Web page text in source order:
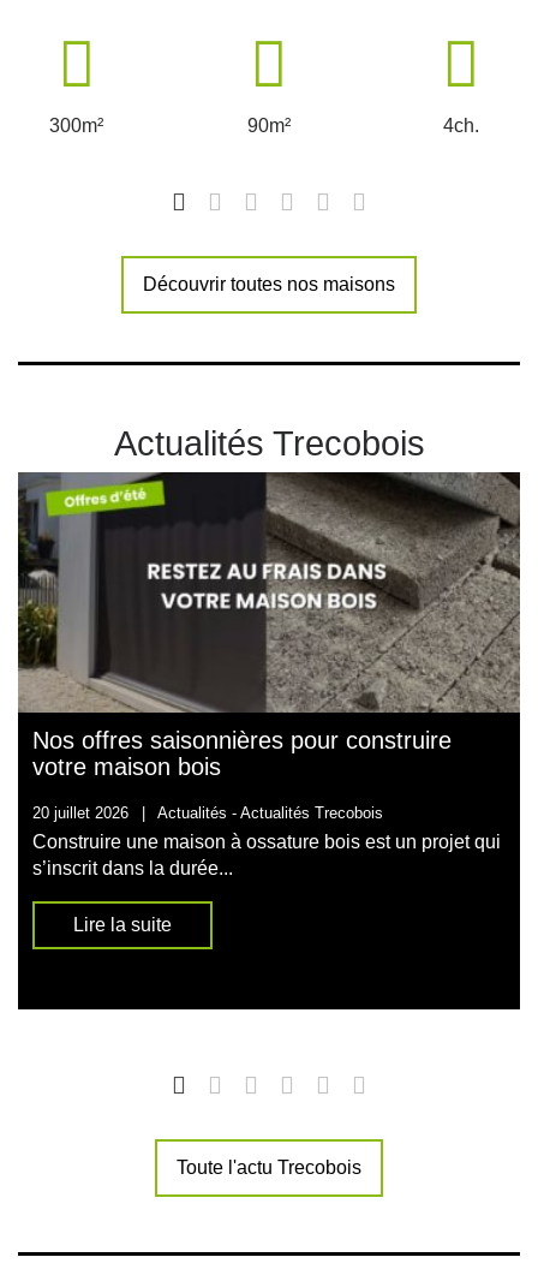
300m² 90m² 4ch.
Découvrir toutes nos maisons
Actualités Trecobois
Nos offres saisonnières pour construire
votre maison bois
20 juillet 2026 | Actualités - Actualités Trecobois
Construire une maison à ossature bois est un projet qui
s’inscrit dans la durée...
Lire la suite
Toute l'actu Trecobois